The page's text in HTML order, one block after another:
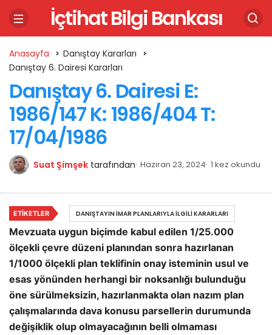
İçtihat Bilgi Bankası
Anasayfa
Danıştay Kararları
Danıştay 6. Dairesi Kararları
Danıştay 6. Dairesi E:
1986/147 K: 1986/404 T:
17/04/1986
Suat Şimşek tarafından Haziran 23, 2024 1 kez okundu
Mevzuata uygun biçimde kabul edilen 1/25.000
ölçekli çevre düzeni planından sonra hazırlanan
1/1000 ölçekli plan teklifinin onay isteminin usul ve
esas yönünden herhangi bir noksanlığı bulunduğu
öne sürülmeksizin, hazırlanmakta olan nazım plan
çalışmalarında dava konusu parsellerin durumunda
değişiklik olup olmayacağının belli olmaması
ETIKETLER DANIŞTAYIN İMAR PLANLARIYLA İLGILI KARARLARI